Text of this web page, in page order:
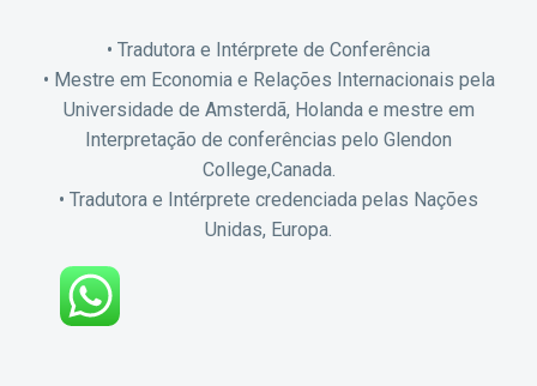
• Tradutora e Intérprete de Conferência
• Mestre em Economia e Relações Internacionais pela
Universidade de Amsterdã, Holanda e mestre em
Interpretação de conferências pelo Glendon
College,Canada.
• Tradutora e Intérprete credenciada pelas Nações
Unidas, Europa.